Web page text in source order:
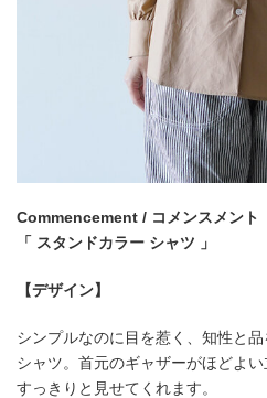
Commencement / コメンスメント
「 スタンドカラー シャツ 」
【デザイン】
シンプルなのに目を惹く、知性と
シャツ。首元のギャザーがほどよ
すっきりと見せてくれます。